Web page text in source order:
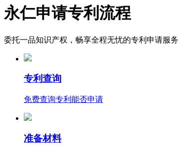
永仁申请专利流程
委托一品知识产权，畅享全程无忧的专利申请服务
专利查询
免费查询专利能否申请
准备材料